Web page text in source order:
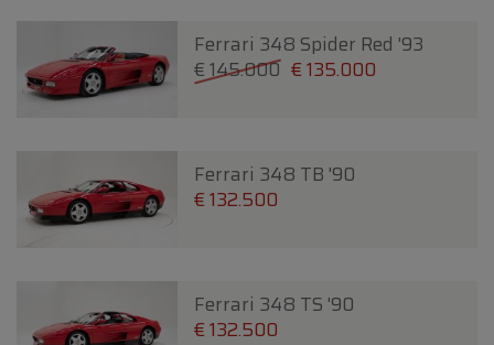
Ferrari 348 Spider Red '93
€ 145.000 € 135.000
Ferrari 348 TB '90
€ 132.500
Ferrari 348 TS '90
€ 132.500